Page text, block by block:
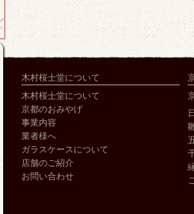
木村桜士堂について
木村桜士堂について
京都のおみやげ
事業内容
業者様へ
ガラスケースについて
店舗のご紹介
お問い合わせ